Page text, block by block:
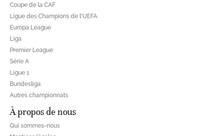
Coupe de la CAF
Ligue des Champions de l'UEFA
Europa League
Liga
Premier League
Série A
Ligue 1
Bundesliga
Autres championnats
À propos de nous
Qui sommes-nous